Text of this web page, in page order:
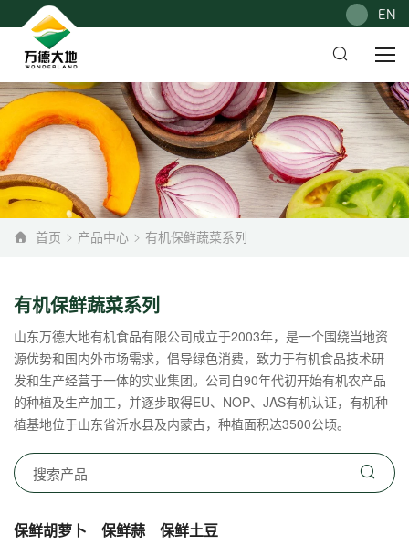
EN
首页 产品中心 有机保鲜蔬菜系列
有机保鲜蔬菜系列
山东万德大地有机食品有限公司成立于2003年，是一个围绕当地资
源优势和国内外市场需求，倡导绿色消费，致力于有机食品技术研
发和生产经营于一体的实业集团。公司自90年代初开始有机农产品
的种植及生产加工，并逐步取得EU、NOP、JAS有机认证，有机种
植基地位于山东省沂水县及内蒙古，种植面积达3500公顷。
保鲜胡萝卜 保鲜蒜 保鲜土豆